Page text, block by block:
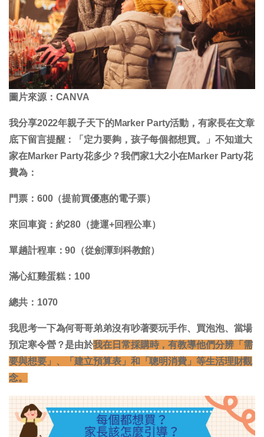
圖片來源：CANVA
我分享2022年親子天下的Marker Party活動，有家長在文章
底下留言提醒：「定力要夠，孩子每個都想買。」不知道大
家在Marker Party花多少？我們家1大2小在Marker Party花
費為：
門票：600（提前買優惠的電子票）
來回車資：約280（捷運+回程公車）
單趟計程車：90（從劍潭到科教館）
滿心紅雞蛋糕：100
總共：1070
我思考一下為何哥哥弟弟沒有吵著要玩手作、買泡泡、當場
預定寒令營？是由於我在日常採購時，有教導他們分辨「需
要與想要」、「建立預算表」和「聰明消費」等生活理財觀
念。